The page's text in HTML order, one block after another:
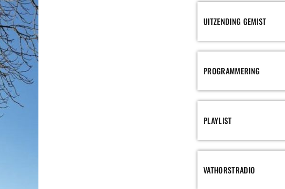
UITZENDING GEMIST
PROGRAMMERING
PLAYLIST
VATHORSTRADIO